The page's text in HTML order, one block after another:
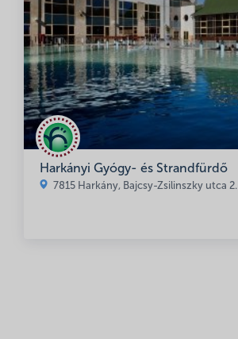
Harkányi Gyógy- és Strandfürdő
7815 Harkány, Bajcsy-Zsilinszky utca 2.